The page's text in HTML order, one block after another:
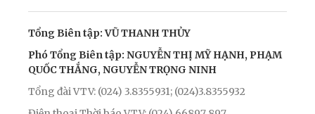
Tổng Biên tập: VŨ THANH THỦY
Phó Tổng Biên tập: NGUYỄN THỊ MỸ HẠNH, PHẠM
QUỐC THẮNG, NGUYỄN TRỌNG NINH
Tổng đài VTV: (024) 3.8355931; (024)3.8355932